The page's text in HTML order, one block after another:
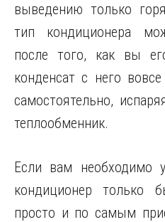
выведению только
тип кондиционера
после того, как вы
конденсат с него
самостоятельно,
теплообменник.
Если вам необходимо
кондиционер только
просто и по самым